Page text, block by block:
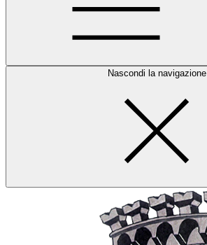
Nascondi la navigazione